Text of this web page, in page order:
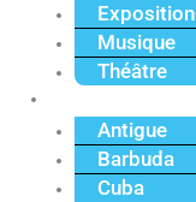
Exposition
Musique
Théâtre
Antigue
Barbuda
Cuba